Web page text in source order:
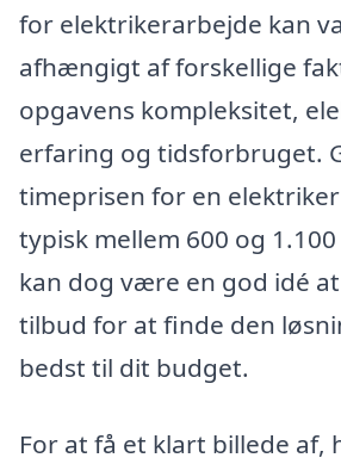
for elektrikerarbejde kan
afhængigt af forskellige
opgavens kompleksitet,
erfaring og tidsforbruget.
timeprisen for en
typisk mellem 600 og
kan dog være en god idé
tilbud for at finde den
bedst til dit budget.
For at få et klart billede af,